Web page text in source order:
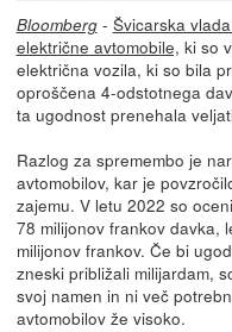
Bloomberg- Švicarska
električne avtomobile, ki so
električna vozila, ki so bila
oproščena 4-odstotnega
ta ugodnost prenehala
Razlog za spremembo je
avtomobilov, kar je
zajemu. V letu 2022 so
78 milijonov frankov davka,
milijonov frankov. Če bi
zneski približali milijardam,
svoj namen in ni več
avtomobilov že visoko.